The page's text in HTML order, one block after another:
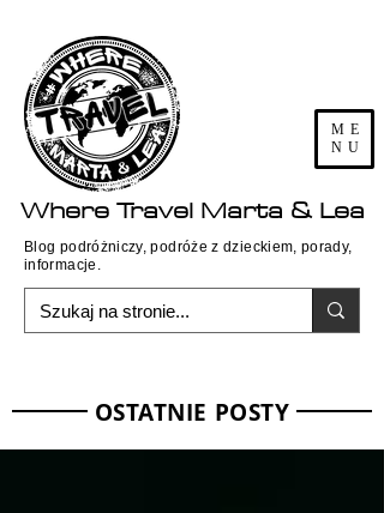
ME
NU
WhereTravel Marta & Lea
Blog podróżniczy, podróże z dzieckiem, porady,
informacje.
OSTATNIE POSTY